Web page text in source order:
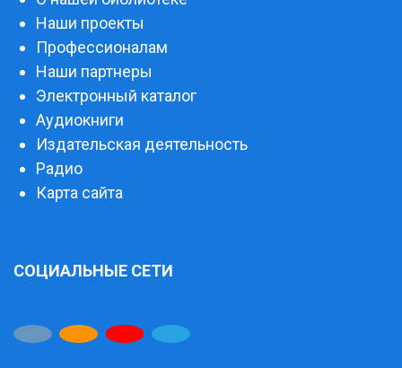
Наши проекты
Профессионалам
Наши партнеры
Электронный каталог
Аудиокниги
Издательская деятельность
Радио
Карта сайта
СОЦИАЛЬНЫЕ СЕТИ